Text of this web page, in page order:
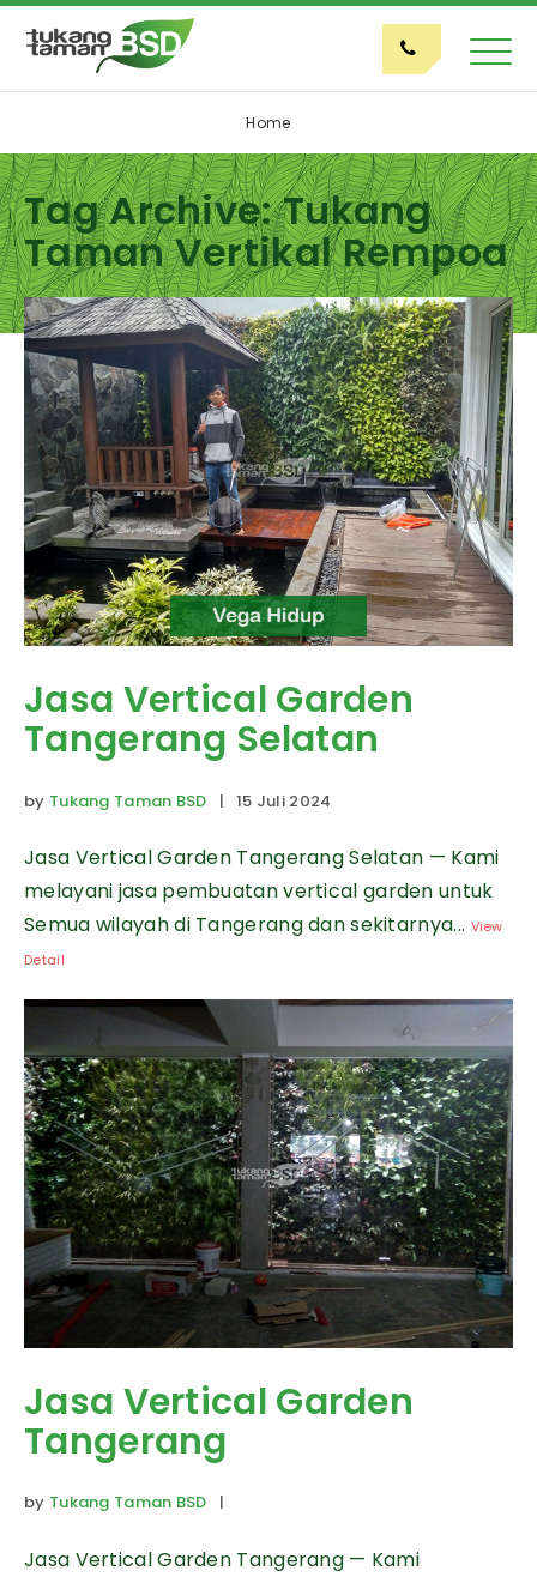
Home
Tag Archive: Tukang
Taman Vertikal Rempoa
Jasa Vertical Garden
Tangerang Selatan
by Tukang Taman BSD | 15 Juli 2024
Jasa Vertical Garden Tangerang Selatan — Kami
melayani jasa pembuatan vertical garden untuk
Semua wilayah di Tangerang dan sekitarnya... View
Detail
Jasa Vertical Garden
Tangerang
by Tukang Taman BSD |
Jasa Vertical Garden Tangerang — Kami